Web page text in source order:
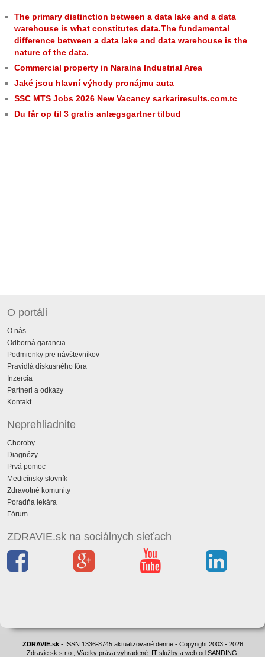
The primary distinction between a data lake and a data
warehouse is what constitutes data.The fundamental
difference between a data lake and data warehouse is the
nature of the data.
Commercial property in Naraina Industrial Area
Jaké jsou hlavní výhody pronájmu auta
SSC MTS Jobs 2026 New Vacancy sarkariresults.com.tc
Du får op til 3 gratis anlægsgartner tilbud
O portáli
O nás
Odborná garancia
Podmienky pre návštevníkov
Pravidlá diskusného fóra
Inzercia
Partneri a odkazy
Kontakt
Neprehliadnite
Choroby
Diagnózy
Prvá pomoc
Medicínsky slovník
Zdravotné komunity
Poradňa lekára
Fórum
ZDRAVIE.sk na sociálnych sieťach
ZDRAVIE.sk- ISSN 1336-8745 aktualizované denne - Copyright 2003 - 2026
Zdravie.sk s.r.o., Všetky práva vyhradené. IT služby a web od SANDING.